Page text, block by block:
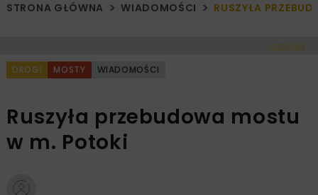
STRONA GŁÓWNA WIADOMOŚCI RUSZYŁA
< Cofnij
DROGI MOSTY WIADOMOŚCI
Ruszyła przebudowa mostu
w m. Potoki